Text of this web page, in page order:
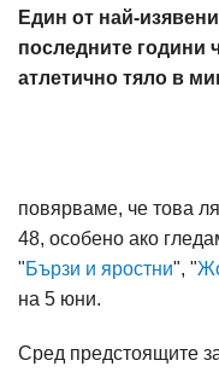
Един от най-
последните години
атлетично тяло в
повярваме, че това
48, особено ако
"Бързи и яростни", "
на 5 юни.
Сред предстоящите